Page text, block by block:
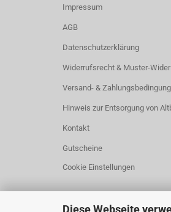
Diese Webseite
Impressum
AGB
Datenschutzerklärung
Widerrufsrecht & Muster-
Versand- &
Hinweis zur Entsorgung von
Kontakt
Gutscheine
Cookie Einstellungen